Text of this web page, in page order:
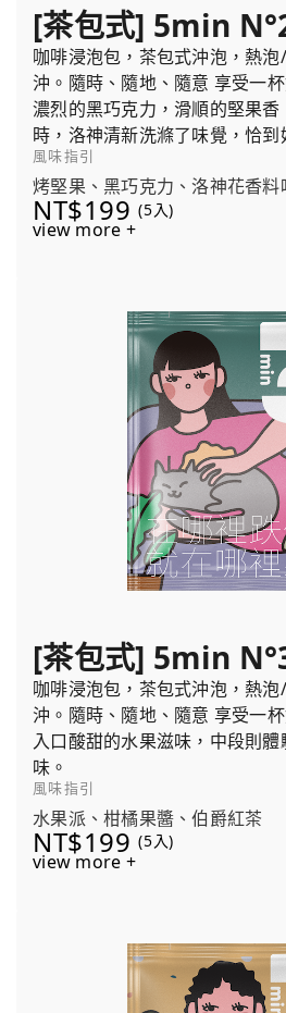
[茶包式] 5min
咖啡浸泡包，茶包式沖泡，熱
沖。隨時、隨地、隨意 享受一
濃烈的黑巧克力，滑順的堅果
時，洛神清新洗滌了味覺，恰到
風味指引
烤堅果、黑巧克力、洛神花香料
NT$199 (5入)
view more +
[茶包式] 5min
咖啡浸泡包，茶包式沖泡，熱
沖。隨時、隨地、隨意 享受一
入口酸甜的水果滋味，中段則
味。
風味指引
水果派、柑橘果醬、伯爵紅茶
NT$199 (5入)
view more +